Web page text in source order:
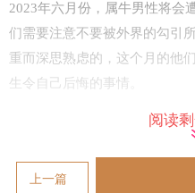
2023年六月份，属牛男性将会
们需要注意不要被外界的勾引
重而深思熟虑的，这个月的他
生令自己后悔的事情。
七月份：积极进取，不断前行
属牛男性在2023年七月份将会
月的时间将会充满机会和挑战
阅读
上一篇